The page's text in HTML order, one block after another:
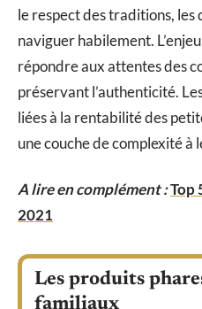
le respect des traditions,
naviguer habilement.
répondre aux attentes des
préservant l’authenticité.
liées à la rentabilité des
une couche de complexité à
A lire en complément :Top
2021
Les produits
familiaux